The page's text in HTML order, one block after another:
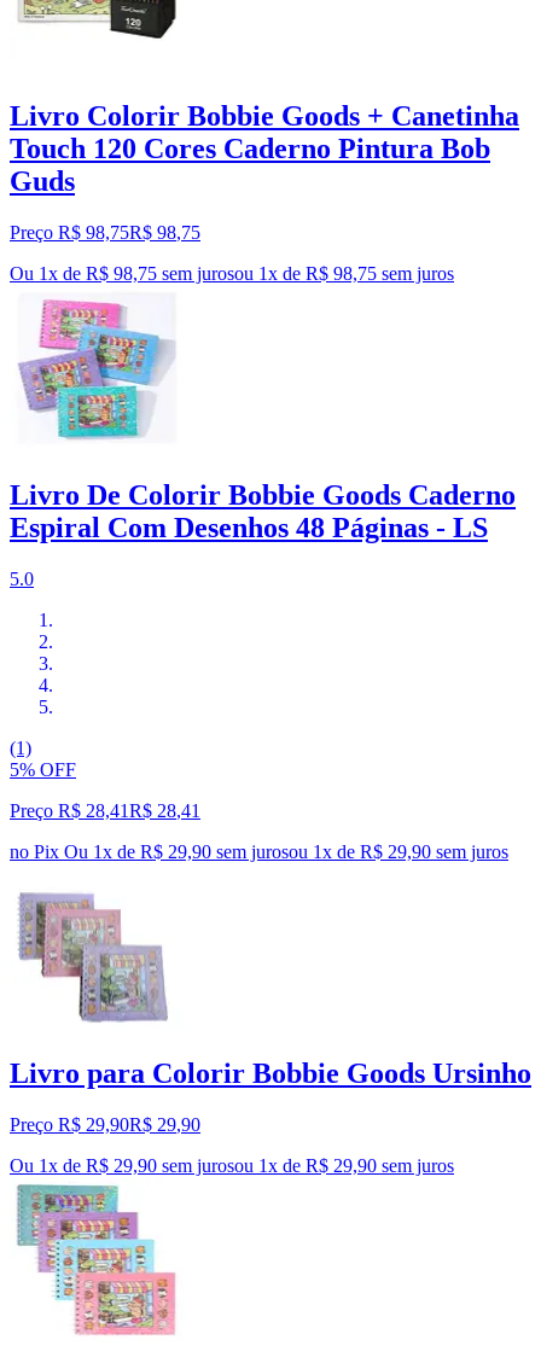
Livro Colorir Bobbie Goods + Canetinha
Touch 120 Cores Caderno Pintura Bob
Guds
Preço R$ 98,75R$ 98,75
Ou 1x de R$ 98,75 sem jurosou 1x de R$ 98,75 sem juros
Livro De Colorir Bobbie Goods Caderno
Espiral Com Desenhos 48 Páginas - LS
5.0
(1)
5% OFF
Preço R$ 28,41R$ 28,41
no Pix Ou 1x de R$ 29,90 sem jurosou 1x de R$ 29,90 sem juros
Livro para Colorir Bobbie Goods Ursinho
Preço R$ 29,90R$ 29,90
Ou 1x de R$ 29,90 sem jurosou 1x de R$ 29,90 sem juros